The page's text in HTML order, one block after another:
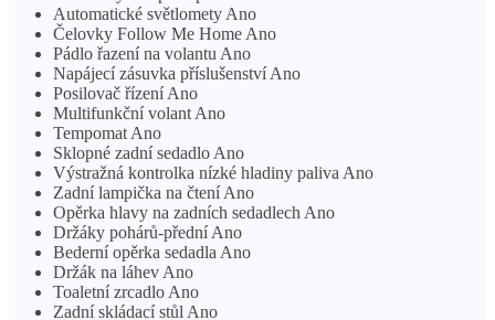
Automatické světlomety Ano
Čelovky Follow Me Home Ano
Pádlo řazení na volantu Ano
Napájecí zásuvka příslušenství Ano
Posilovač řízení Ano
Multifunkční volant Ano
Tempomat Ano
Sklopné zadní sedadlo Ano
Výstražná kontrolka nízké hladiny paliva Ano
Zadní lampička na čtení Ano
Opěrka hlavy na zadních sedadlech Ano
Držáky pohárů-přední Ano
Bederní opěrka sedadla Ano
Držák na láhev Ano
Toaletní zrcadlo Ano
Zadní skládací stůl Ano